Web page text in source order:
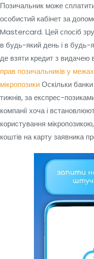
Позичальник може
особистий кабінет за
Mastercard. Цей спосіб
в будь-який день і в будь-
де взяти кредит з видачею
прав позичальників у
мікропозикиОскільки
тижнів, за експрес-
компанії хоча і
користування
коштів на карту заявника